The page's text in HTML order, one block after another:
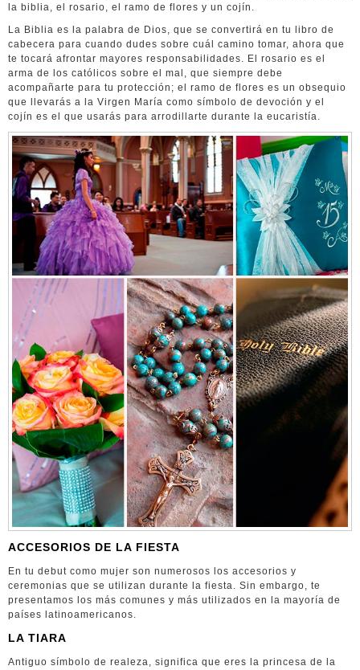
la biblia, el rosario, el ramo de flores y un cojín.
La Biblia es la palabra de Dios, que se convertirá en tu libro de
cabecera para cuando dudes sobre cuál camino tomar, ahora que
te tocará afrontar mayores responsabilidades. El rosario es el
arma de los católicos sobre el mal, que siempre debe
acompañarte para tu protección; el ramo de flores es un obsequio
que llevarás a la Virgen María como símbolo de devoción y el
cojín es el que usarás para arrodillarte durante la eucaristía.
ACCESORIOS DE LA FIESTA
En tu debut como mujer son numerosos los accesorios y
ceremonias que se utilizan durante la fiesta. Sin embargo, te
presentamos los más comunes y más utilizados en la mayoría de
países latinoamericanos.
LA TIARA
Antiguo símbolo de realeza, significa que eres la princesa de la